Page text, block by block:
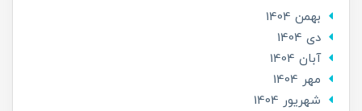
بهمن 1404
دی 1404
آبان 1404
مهر 1404
شهریور 1404